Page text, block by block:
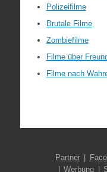
Polizeifilme
Brutale Filme
Zombiefilme
Filme über
Filme nach
Partner
Werbung